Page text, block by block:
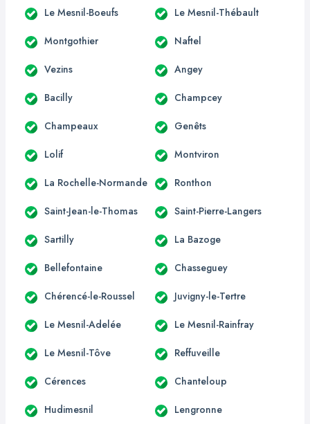
Le Mesnil-Boeufs Le Mesnil-Thébault
Montgothier Naftel
Vezins Angey
Bacilly Champcey
Champeaux Genêts
Lolif Montviron
La Rochelle-Normande Ronthon
Saint-Jean-le-Thomas Saint-Pierre-Langers
Sartilly La Bazoge
Bellefontaine Chasseguey
Chérencé-le-Roussel Juvigny-le-Tertre
Le Mesnil-Adelée Le Mesnil-Rainfray
Le Mesnil-Tôve Reffuveille
Cérences Chanteloup
Hudimesnil Lengronne